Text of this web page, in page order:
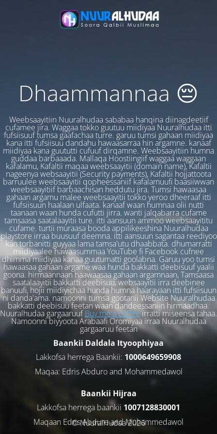
Dhaammannaa 😔
Weebsaayitiin Nuuralhudaa sababaa hanqina diinagdeetiif
cufamee jira. Waggaa tokko guutuu miidiyaa Nuuralhudaa itti
fufsiisuuf tumsa gaafachaa turre. garuu tumsi gahaan miidiyaa
kana itti fufsiisuu dandahu hawaasarraa hin argamne. kanaaf
miidiyaa kana guututti cufuuf dirqamne. Weebsaayitiin humna
guddaa barbaaada. Mallaqa Hoostiingiif waggaa waggaan
kafalamu, Kafaltii maqaa weebsaayitii (domain name), Kafaltii
nageenya websaayitii (Security payments), Kafaltii hojjattoota
barruulee weebsaayitii qopheessaniif kafalamuufi baasiiwwan
weebsaayitiif barbaachisan heddutu jira. Tumsi hawaasaa
gahaan argamu malee weebsaayitii tokko yeroo dheeraaf itti
fufsiisuun haalaan ulfaata. kanaaf waan humnaa olii nutti
taanaan waan hunda cufutti jirra. wanti jalqabarra cufame
tamsaasa saatalaayitii ture. itti aansuun ammoo weebsaayititu
cufame. turtii muraasa booda appilikeeshina Nuuralhudaa
playstore irraa buusuuf deemna. itti aansuun sagantaa reediyoo
kan torbanitti guyyaa lama tamsa'utu dhaabbata. dhumarratti
miidiyaalee hawaasummaa YouTube fi Facebook cufnee
dhimma miidiyaa kanaa guutumatti goolabna. Garuu yoo tumsi
hawaasaa gahaan argame waa hunda bakkatti deebisuuf yaalii
goona. hirmaannaan haawaasaa gahaan argamnaan, Tamsaasa
saatalaayitii bakkatti deebisuu, websaayitii irra deebinee
banuufi, hojii miidiyichaa hunda humna haarayaan itti fufsiisuun
ni danda'ama. namoonni tumsa gootanii Website Nuuralhudaa
bakkatti deebisuu feetan waan dandeessaniin hirmaadhaa.
Nuuralhudaa gargaaruufBuy me a coffeeirratti miseensa tahaa.
Namoonni biyyoota Arabaafi Oromiyaa irraa Nuuralhudaa
gargaaruu feetan
Baankii Daldala Ityoophiyaa
Lakkofsa herrega Baankii: 1000649659908
Maqaa: Edris Abduro and Mohammedawol
Baankii Hijraa
Lakkofsa herrega baankii 1007128830001
Maqaan Edris Abduro and Muhammedawol
© NuuralHudaa 2026